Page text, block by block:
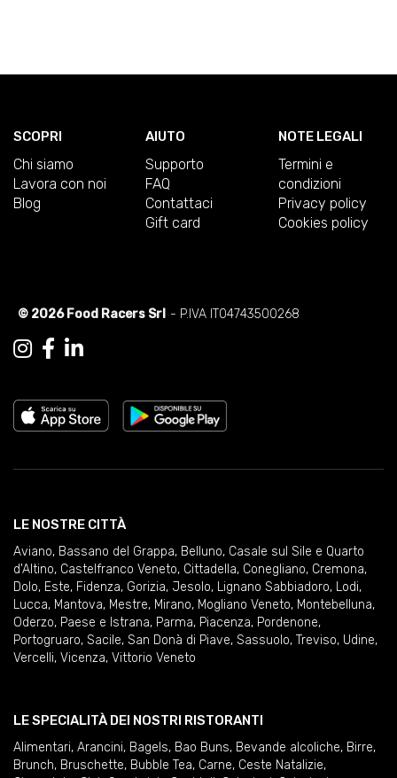
SCOPRI
Chi siamo
Lavora con noi
Blog
AIUTO
Supporto
FAQ
Contattaci
Gift card
NOTE LEGALI
Termini e
condizioni
Privacy policy
Cookies policy
© 2026 Food Racers Srl - P.IVA IT04743500268
LE NOSTRE CITTÀ
Aviano, Bassano del Grappa, Belluno, Casale sul Sile e Quarto
d'Altino, Castelfranco Veneto, Cittadella, Conegliano, Cremona,
Dolo, Este, Fidenza, Gorizia, Jesolo, Lignano Sabbiadoro, Lodi,
Lucca, Mantova, Mestre, Mirano, Mogliano Veneto, Montebelluna,
Oderzo, Paese e Istrana, Parma, Piacenza, Pordenone,
Portogruaro, Sacile, San Donà di Piave, Sassuolo, Treviso, Udine,
Vercelli, Vicenza, Vittorio Veneto
LE SPECIALITÀ DEI NOSTRI RISTORANTI
Alimentari, Arancini, Bagels, Bao Buns, Bevande alcoliche, Birre,
Brunch, Bruschette, Bubble Tea, Carne, Ceste Natalizie,